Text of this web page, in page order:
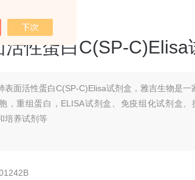
试剂盒
活性蛋白C(SP-C)Elisa
表面活性蛋白C(SP-C)Elisa试剂盒，雅吉生物是
，重组蛋白，ELISA试剂盒、免疫组化试剂盒、
培养试剂等